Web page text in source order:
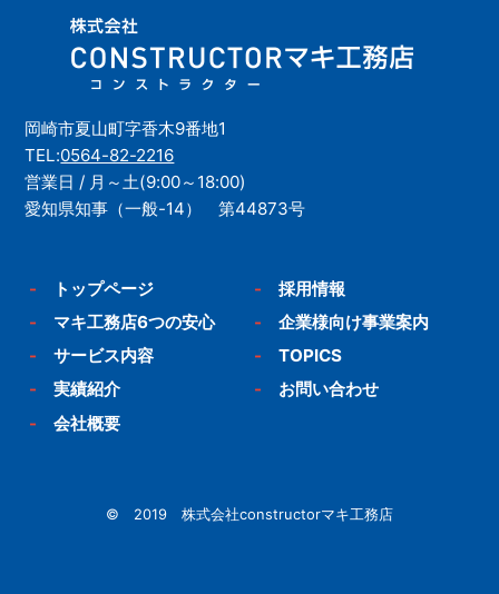
岡崎市夏山町字香木9番地1
TEL:0564-82-2216
営業日 / 月～土(9:00～18:00)
愛知県知事（一般-14） 第44873号
-
トップページ
-
マキ工務店6つの安心
-
サービス内容
-
実績紹介
-
会社概要
-
採用情報
-
企業様向け事業案内
-
TOPICS
-
お問い合わせ
© 2019 株式会社constructorマキ工務店